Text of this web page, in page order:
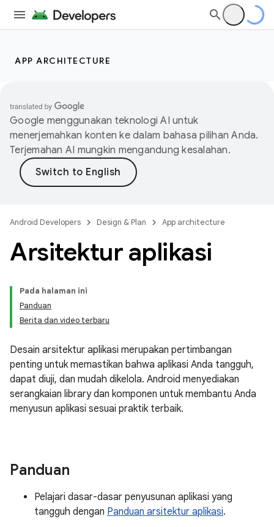
APP ARCHITECTURE
Google menggunakan teknologi AI untuk
menerjemahkan konten ke dalam bahasa pilihan Anda.
Terjemahan AI mungkin mengandung kesalahan.
Android Developers Design & Plan App architecture
Arsitektur aplikasi
Pada halaman ini
Panduan
Berita dan video terbaru
Desain arsitektur aplikasi merupakan pertimbangan
penting untuk memastikan bahwa aplikasi Anda tangguh,
dapat diuji, dan mudah dikelola. Android menyediakan
serangkaian library dan komponen untuk membantu Anda
menyusun aplikasi sesuai praktik terbaik.
Panduan
Pelajari dasar-dasar penyusunan aplikasi yang
tangguh dengan Panduan arsitektur aplikasi.